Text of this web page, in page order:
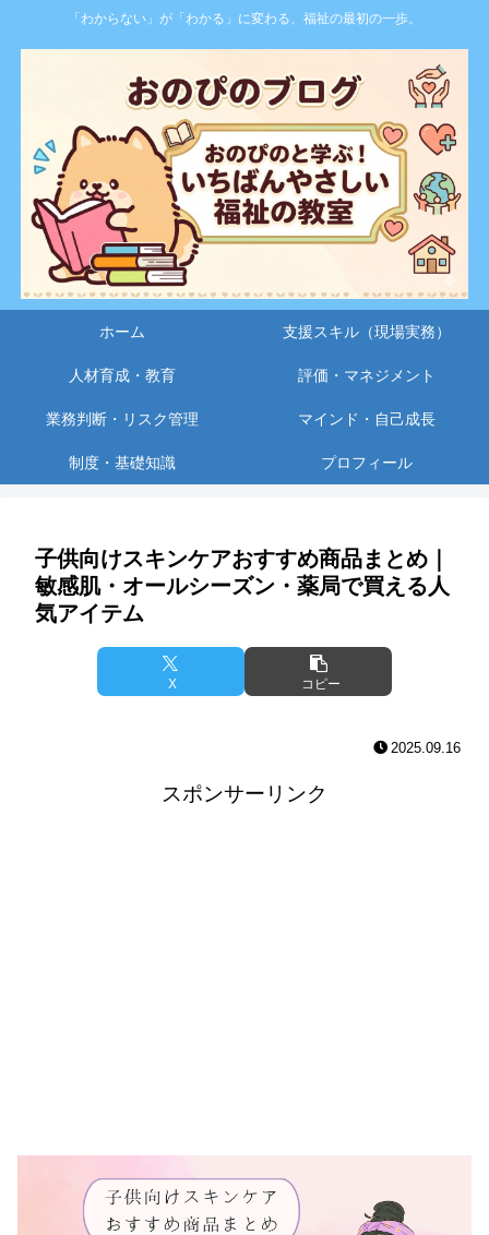
「わからない」が「わかる」に変わる、福祉の最初の一歩。
ホーム 支援スキル（現場実務）
人材育成・教育 評価・マネジメント
業務判断・リスク管理 マインド・自己成長
制度・基礎知識 プロフィール
子供向けスキンケアおすすめ商品まとめ｜
敏感肌・オールシーズン・薬局で買える人
気アイテム
X コピー
2025.09.16
スポンサーリンク